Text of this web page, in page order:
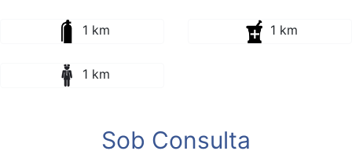
1 km 1 km
1 km
Sob Consulta